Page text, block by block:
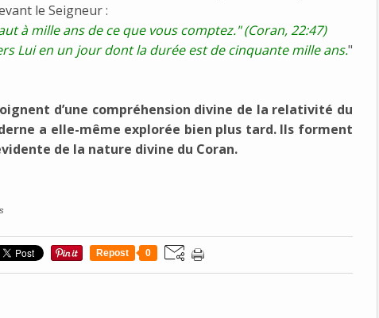
le Seigneur :
à mille ans de ce que vous comptez." (Coran, 22:47)
Lui en un jour dont la durée est de cinquante mille ans."
d’une compréhension divine de la relativité du
a elle-même explorée bien plus tard. Ils forment
de la nature divine du Coran.
Repost 0